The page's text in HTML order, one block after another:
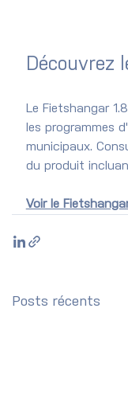
Découvrez
Le Fietshangar
les programmes
municipaux.
du produit
Voir le
Posts récents